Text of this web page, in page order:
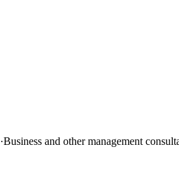
·Business and other management